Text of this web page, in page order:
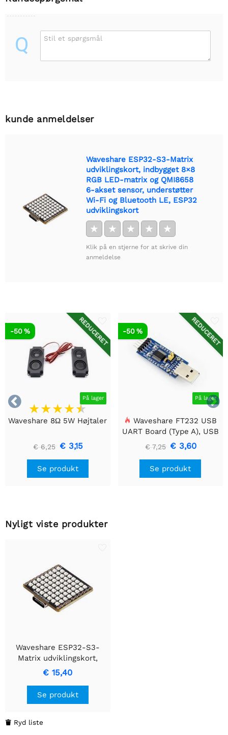
Q Stil et spørgsmål
kunde anmeldelser
Waveshare ESP32-S3-Matrix
udviklingskort, indbygget 8×8
RGB LED-matrix og QMI8658
6-akset sensor, understøtter
Wi-Fi og Bluetooth LE, ESP32
udviklingskort
★ ★ ★ ★ ★
Klik på en stjerne for at skrive din
anmeldelse


REDUCERET
På lager
-50 %
Waveshare 8Ω 5W Højtaler
€ 6,25 € 3,15
Se produkt
REDUCERET
På lager
-50 %
Waveshare FT232 USB
UART Board (Type A), USB
til TTL (UART)
kommunikationsmodul
€ 7,25 € 3,60
Se produkt
Nyligt viste produkter
Waveshare ESP32-S3-
Matrix udviklingskort,
indbygget 8×8 RGB LED-
matrix og QMI8658 6-
akset sensor, understøtter
Wi-Fi og Bluetooth LE,
€ 15,40
Se produkt
 Ryd liste